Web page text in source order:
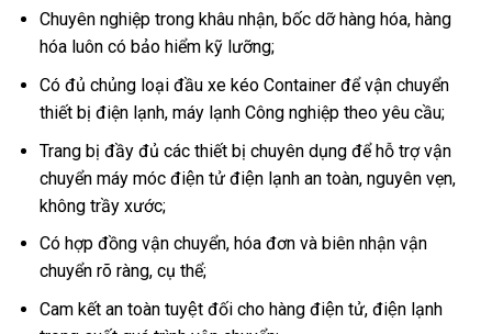
Chuyên nghiệp trong khâu nhận, bốc dỡ hàng hóa, hàng
hóa luôn có bảo hiểm kỹ lưỡng;
Có đủ chủng loại đầu xe kéo Container để vận chuyển
thiết bị điện lạnh, máy lạnh Công nghiệp theo yêu cầu;
Trang bị đầy đủ các thiết bị chuyên dụng để hỗ trợ vận
chuyển máy móc điện tử điện lạnh an toàn, nguyên vẹn,
không trầy xước;
Có hợp đồng vận chuyển, hóa đơn và biên nhận vận
chuyển rõ ràng, cụ thể;
Cam kết an toàn tuyệt đối cho hàng điện tử, điện lạnh